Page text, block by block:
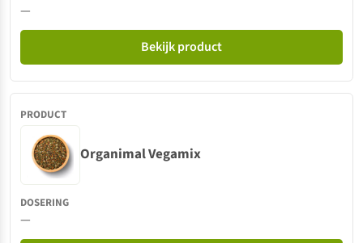
—
Bekijk product
Organimal Vegamix
—